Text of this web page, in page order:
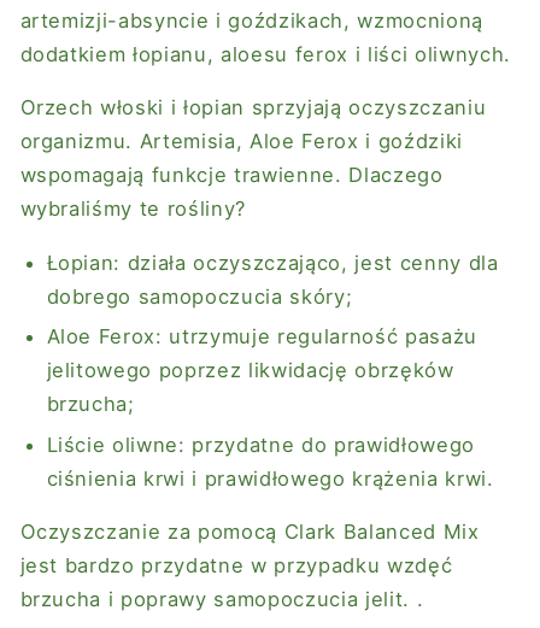
artemizji-absyncie i goździkach, wzmocnioną
dodatkiem łopianu, aloesu ferox i liści oliwnych.
Orzech włoski i łopian sprzyjają oczyszczaniu
organizmu. Artemisia, Aloe Ferox i goździki
wspomagają funkcje trawienne. Dlaczego
wybraliśmy te rośliny?
Łopian: działa oczyszczająco, jest cenny dla
dobrego samopoczucia skóry;
Aloe Ferox: utrzymuje regularność pasażu
jelitowego poprzez likwidację obrzęków
brzucha;
Liście oliwne: przydatne do prawidłowego
ciśnienia krwi i prawidłowego krążenia krwi.
Oczyszczanie za pomocą Clark Balanced Mix
jest bardzo przydatne w przypadku wzdęć
brzucha i poprawy samopoczucia jelit. .